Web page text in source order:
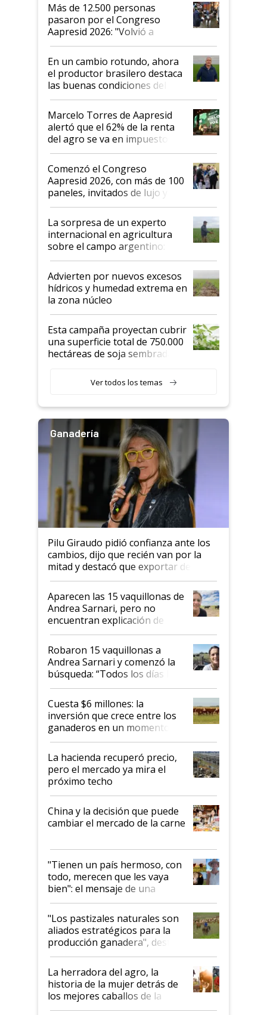
Más de 12.500 personas
pasaron por el Congreso
Aapresid 2026: "Volvió a
demostrar que hablar del
suelo es hablar de todo el
sistema productivo"
En un cambio rotundo, ahora
el productor brasilero destaca
las buenas condiciones del
agro argentino para invertir:
"Los veo más motivados"
Marcelo Torres de Aapresid
alertó que el 62% de la renta
del agro se va en impuestos:
"No es bueno que en
Argentina se sigan discutiendo
las mismas cosas de hace 50
años"
Comenzó el Congreso
Aapresid 2026, con más de 100
paneles, invitados de lujo y
todas las tendencias
La sorpresa de un experto
internacional en agricultura
sobre el campo argentino:
"Estoy muy impresionado"
Advierten por nuevos excesos
hídricos y humedad extrema en
la zona núcleo
Esta campaña proyectan cubrir
una superficie total de 750.000
hectáreas de soja sembradas
variedades que marcan un
salto tecnológico en genética y
Ver todos los temas
Ganadería
Pilu Giraudo pidió confianza ante los
cambios, dijo que recién van por la
mitad y destacó que exportar dejó de
ser "para unos pocos": "Tenemos un
mandato muy claro del gobierno
nacional"
Aparecen las 15 vaquillonas de
Andrea Sarnari, pero no
encuentran explicación de
cómo llegaron allí
Robaron 15 vaquillonas a
Andrea Sarnari y comenzó la
búsqueda: “Todos los días le
toca a algún productor”
Cuesta $6 millones: la
inversión que crece entre los
ganaderos en un momento
histórico para la actividad
La hacienda recuperó precio,
pero el mercado ya mira el
próximo techo
China y la decisión que puede
cambiar el mercado de la carne
"Tienen un país hermoso, con
todo, merecen que les vaya
bien": el mensaje de una
ganadera uruguaya sobre las
oportunidades que se abren
para el agro en Argentina, con
foco en la carne
"Los pastizales naturales son
aliados estratégicos para la
producción ganadera", destaca
la iniciativa que ya reúne a 46
establecimientos en Argentina
La herradora del agro, la
historia de la mujer detrás de
los mejores caballos de la
Argentina y los mitos que